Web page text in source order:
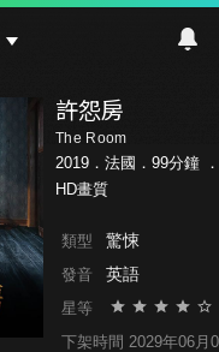
許怨房
The Room
2019．法國．99分鐘 ．
HD畫質
類型 驚悚
發音 英語
星等
下架時間 2029年06月